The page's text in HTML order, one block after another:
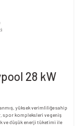
28 kW
yüksek verimliliğe sahip
spor kompleksleri ve geniş
ve düşük enerji tüketimi ile